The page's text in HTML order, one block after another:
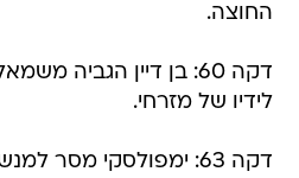
החוצה.
דקה 60: בן דיין הגביה
לידיו של מזרחי.